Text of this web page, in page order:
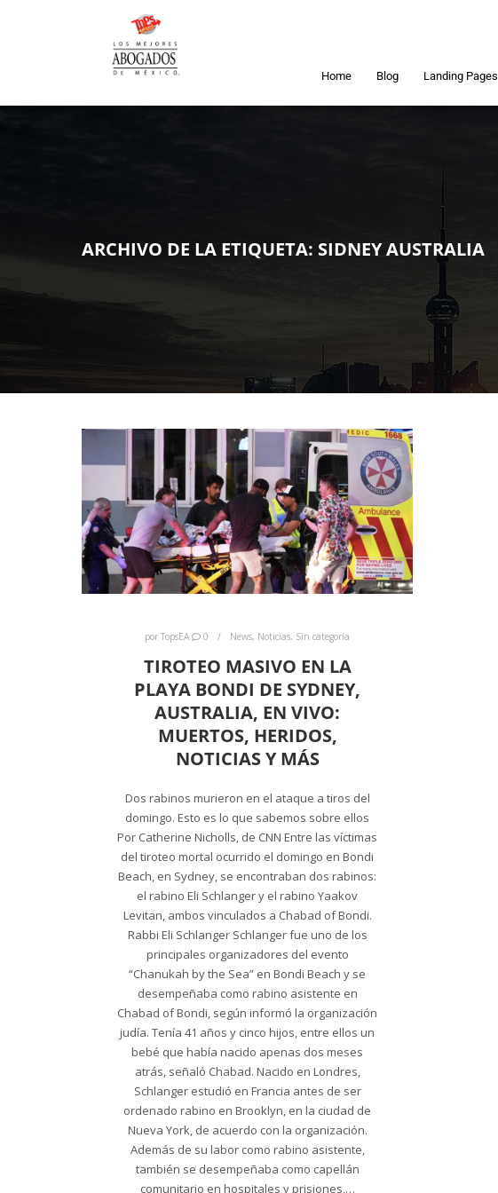
Home Blog Landing Pages
ARCHIVO DE LA ETIQUETA: SIDNEY AUSTRALIA
porTopsEA 0 News, Noticias, Sin categoría
TIROTEO MASIVO EN LA
PLAYA BONDI DE SYDNEY,
AUSTRALIA, EN VIVO:
MUERTOS, HERIDOS,
NOTICIAS Y MÁS
Dos rabinos murieron en el ataque a tiros del
domingo. Esto es lo que sabemos sobre ellos
Por Catherine Nicholls, de CNN Entre las víctimas
del tiroteo mortal ocurrido el domingo en Bondi
Beach, en Sydney, se encontraban dos rabinos:
el rabino Eli Schlanger y el rabino Yaakov
Levitan, ambos vinculados a Chabad of Bondi.
Rabbi Eli Schlanger Schlanger fue uno de los
principales organizadores del evento
“Chanukah by the Sea” en Bondi Beach y se
desempeñaba como rabino asistente en
Chabad of Bondi, según informó la organización
judía. Tenía 41 años y cinco hijos, entre ellos un
bebé que había nacido apenas dos meses
atrás, señaló Chabad. Nacido en Londres,
Schlanger estudió en Francia antes de ser
ordenado rabino en Brooklyn, en la ciudad de
Nueva York, de acuerdo con la organización.
Además de su labor como rabino asistente,
también se desempeñaba como capellán
comunitario en hospitales y prisiones,…